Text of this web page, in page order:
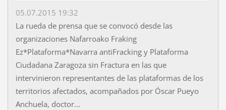
05.07.2015 19:32
La rueda de prensa que se convocó desde las
organizaciones Nafarroako Fraking
Ez*Plataforma*Navarra antiFracking y Plataforma
Ciudadana Zaragoza sin Fractura en las que
intervinieron representantes de las plataformas de los
territorios afectados, acompañados por Óscar Pueyo
Anchuela, doctor...